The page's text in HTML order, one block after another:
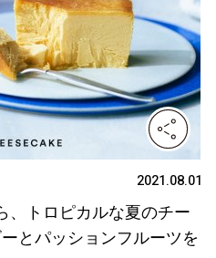
2021.08.01
、トロピカルな夏のチー
とパッションフルーツを